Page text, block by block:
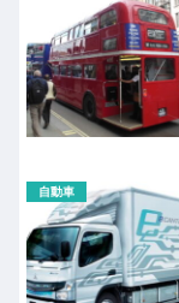
自動車